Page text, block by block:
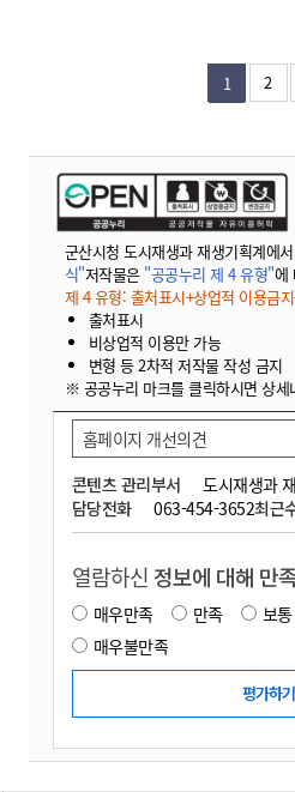
1 2
군산시청 도시재생과 재생기획계에
식"저작물은 "공공누리 제 4 유형"에
제 4 유형: 출처표시+상업적 이용금
출처표시
비상업적 이용만 가능
변형 등 2차적 저작물 작성 금지
※ 공공누리 마크를 클릭하시면 상
콘텐츠 관리부서
도시재생과
담당전화
063-454-3652최근
홈페이지 개선의견
열람하신 정보에 대해 만
매우만족 만족 보통
매우불만족